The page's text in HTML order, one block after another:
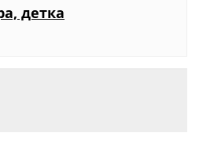
детка